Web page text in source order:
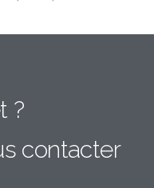
?
contacter